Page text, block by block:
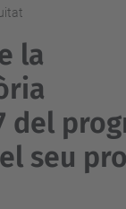
la
del
seu